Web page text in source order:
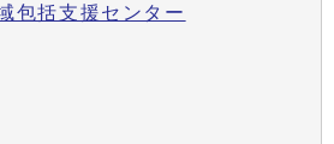
包括支援センター